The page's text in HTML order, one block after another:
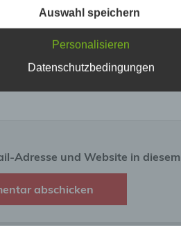
Adresse und Website in
mit oder ohne Hilfe
oder jede solche Vorgangsreihe
Abgleich oder die Verknüpfung, die
der Verarbeitung
Auswahl speichern
Personalisieren
Datenschutzbedingungen